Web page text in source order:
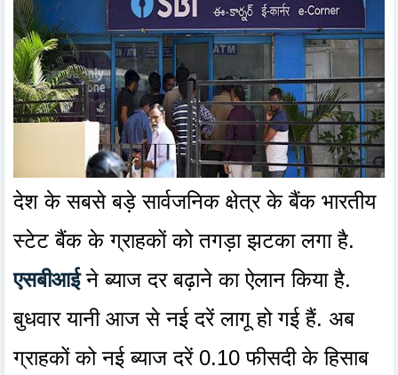
देश के सबसे बड़े सार्वजनिक क्षेत्र के बैंक भारतीय
स्टेट बैंक के ग्राहकों को तगड़ा झटका लगा है.
एसबीआईने ब्याज दर बढ़ाने का ऐलान किया है.
बुधवार यानी आज से नई दरें लागू हो गई हैं. अब
ग्राहकों को नई ब्याज दरें 0.10 फीसदी के हिसाब